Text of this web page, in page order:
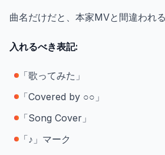
曲名だけだと、本家MVと間違われ
入れるべき表記:
「歌ってみた」
「Covered by ○○」
「Song Cover」
「♪」マーク